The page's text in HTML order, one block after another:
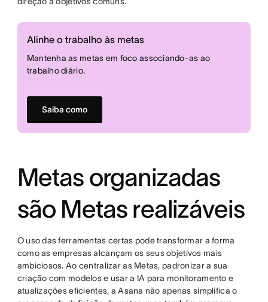
Alinhe o trabalho às metas
Mantenha as metas em foco associando-as ao
trabalho diário.
Saiba como
Metas organizadas
são Metas realizáveis
O uso das ferramentas certas pode transformar a forma
como as empresas alcançam os seus objetivos mais
ambiciosos. Ao centralizar as Metas, padronizar a sua
criação com modelos e usar a IA para monitoramento e
atualizações eficientes, a Asana não apenas simplifica o